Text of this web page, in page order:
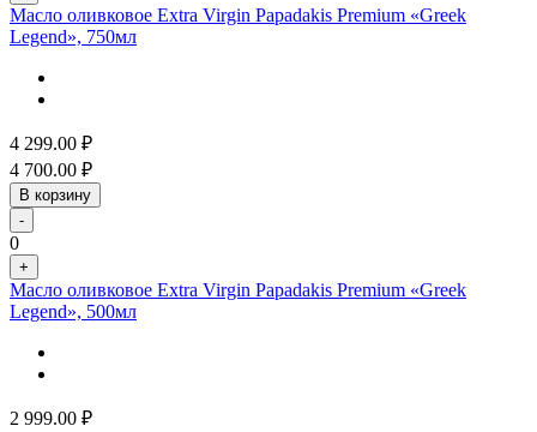
Масло оливковое Extra Virgin Papadakis Premium «Greek
Legend», 750мл
4 299.00 ₽
4 700.00 ₽
В корзину
-
0
+
Масло оливковое Extra Virgin Papadakis Premium «Greek
Legend», 500мл
2 999.00 ₽